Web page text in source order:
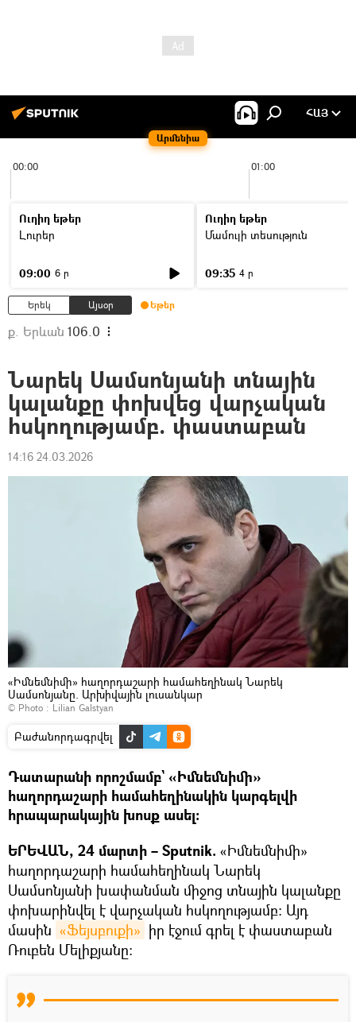
Արմենիա
ՀԱՅ
00:00 01:00
Ուղիղ եթեր
Լուրեր
09:00 6 ր
Ուղիղ եթեր
Մամուլի տեսություն
09:35 4 ր
Երեկ Այսօր Եթեր
ք. Երևան 106.0
Նարեկ Սամսոնյանի տնային
կալանքը փոխվեց վարչական
հսկողությամբ. փաստաբան
14:16 24.03.2026
«Իմնեմնիմի» հաղորդաշարի համահեղինակ Նարեկ
Սամսոնյանը. Արխիվային լուսանկար
© Photo : Lilian Galstyan
Բաժանորդագրվել
Դատարանի որոշմամբ` «Իմնեմնիմի»
հաղորդաշարի համահեղինակին կարգելվի
հրապարակային խոսք ասել։
ԵՐԵՎԱՆ, 24 մարտի – Sputnik. «Իմնեմնիմի»
հաղորդաշարի համահեղինակ Նարեկ
Սամսոնյանի խափանման միջոց տնային կալանքը
փոխարինվել է վարչական հսկողությամբ: Այդ
մասին «Ֆեյսբուքի» իր էջում գրել է փաստաբան
Ռուբեն Մելիքյանը։